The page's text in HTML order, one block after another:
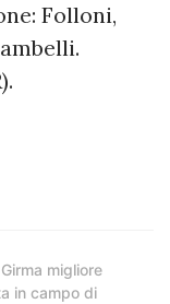
Folloni,
migliore
in campo di